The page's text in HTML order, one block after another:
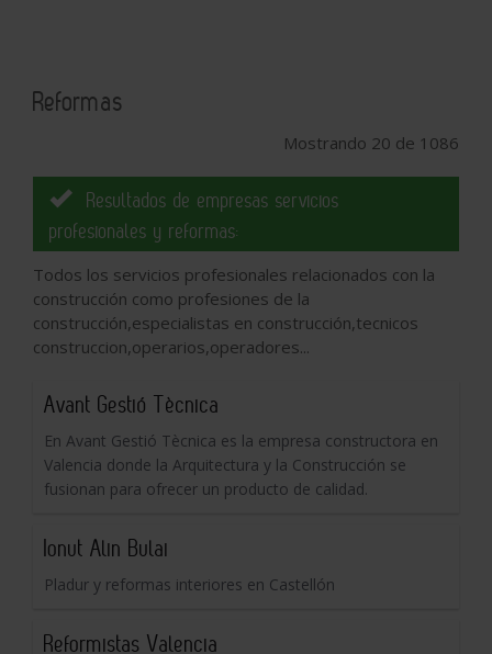
Reformas
Mostrando 20 de 1086
Resultados de empresas servicios
profesionales y reformas:
Todos los servicios profesionales relacionados con la
construcción como profesiones de la
construcción,especialistas en construcción,tecnicos
construccion,operarios,operadores...
Avant Gestió Tècnica
En Avant Gestió Tècnica es la empresa constructora en
Valencia donde la Arquitectura y la Construcción se
fusionan para ofrecer un producto de calidad.
Ionut Alin Bulai
Pladur y reformas interiores en Castellón
Reformistas Valencia